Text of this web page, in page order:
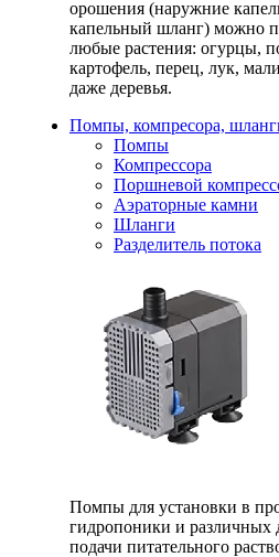
орошения (наружние
капельный шланг) можно
любые растения: огурцы,
картофель, перец, лук,
даже деревья.
Помпы, компресора,
Помпы
Компрессора
Поршневой
Аэраторные камни
Шланги
Разделитель потока
Помпы для установки в
гидропоники и различных
подачи питательного